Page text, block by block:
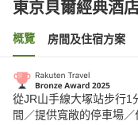
東京貝爾經典酒
概覽 房間及住宿方案
從JR山手線大塚站步行1
間／提供寬敞的停車場